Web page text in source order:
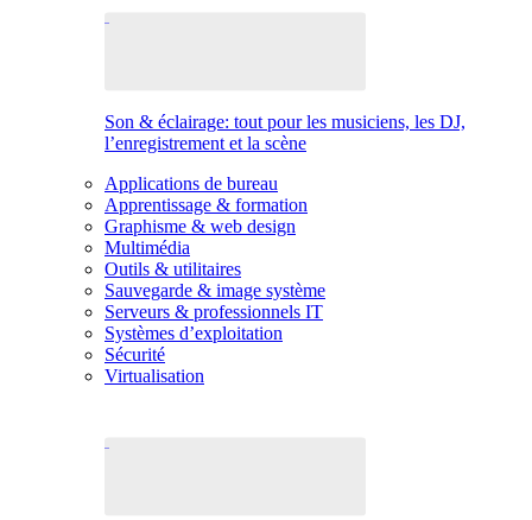
Son & éclairage: tout pour les musiciens, les DJ,
l’enregistrement et la scène
Applications de bureau
Apprentissage & formation
Graphisme & web design
Multimédia
Outils & utilitaires
Sauvegarde & image système
Serveurs & professionnels IT
Systèmes d’exploitation
Sécurité
Virtualisation